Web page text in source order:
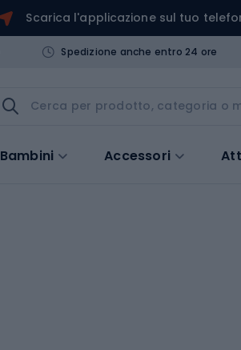
Scarica l'applicazione sul tuo
Spedizione anche entro 24 ore
Bambini Accessori